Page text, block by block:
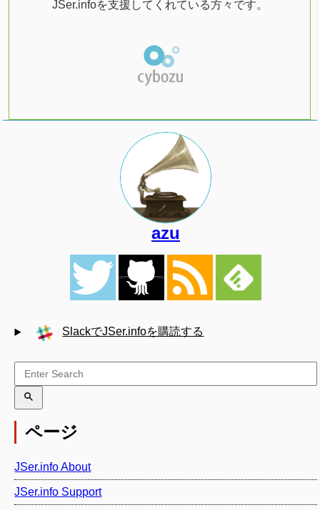
JSer.infoを支援してくれている方々です。
azu
SlackでJSer.infoを購読する
ページ
JSer.info About
JSer.info Support